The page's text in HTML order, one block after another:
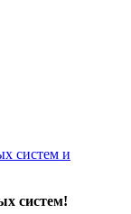
систем!